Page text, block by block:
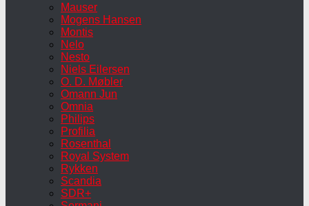
Mauser
Mogens Hansen
Montis
Nelo
Nesto
Niels Eilersen
O. D. Møbler
Omann Jun
Omnia
Philips
Profilia
Rosenthal
Royal System
Rykken
Scandia
SDR+